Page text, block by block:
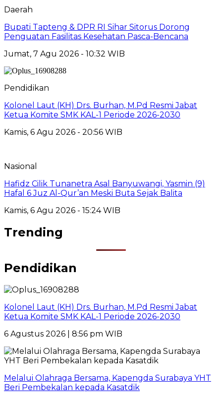
Daerah
Bupati Tapteng & DPR RI Sihar Sitorus Dorong
Penguatan Fasilitas Kesehatan Pasca-Bencana
Jumat, 7 Agu 2026 - 10:32 WIB
Pendidikan
Kolonel Laut (KH) Drs. Burhan, M.Pd Resmi Jabat
Ketua Komite SMK KAL-1 Periode 2026-2030
Kamis, 6 Agu 2026 - 20:56 WIB
Nasional
Hafidz Cilik Tunanetra Asal Banyuwangi, Yasmin (9)
Hafal 6 Juz Al-Qur’an Meski Buta Sejak Balita
Kamis, 6 Agu 2026 - 15:24 WIB
Trending
Pendidikan
Kolonel Laut (KH) Drs. Burhan, M.Pd Resmi Jabat
Ketua Komite SMK KAL-1 Periode 2026-2030
6 Agustus 2026 | 8:56 pm WIB
Melalui Olahraga Bersama, Kapengda Surabaya YHT
Beri Pembekalan kepada Kasatdik